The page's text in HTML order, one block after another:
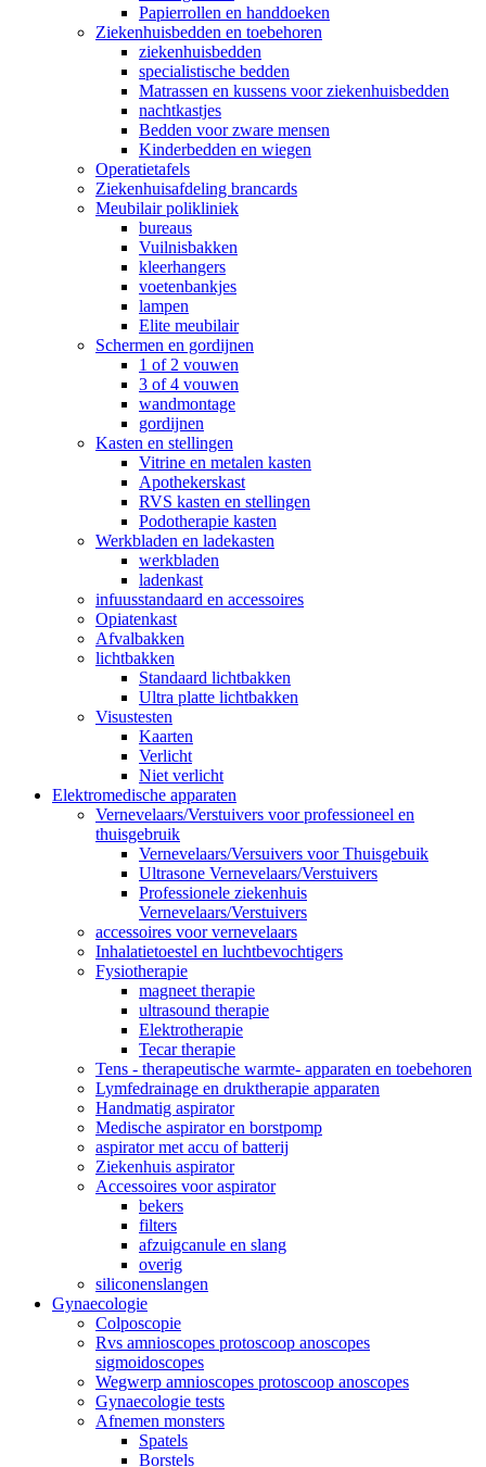
Papierrollen en handdoeken
Ziekenhuisbedden en toebehoren
ziekenhuisbedden
specialistische bedden
Matrassen en kussens voor ziekenhuisbedden
nachtkastjes
Bedden voor zware mensen
Kinderbedden en wiegen
Operatietafels
Ziekenhuisafdeling brancards
Meubilair polikliniek
bureaus
Vuilnisbakken
kleerhangers
voetenbankjes
lampen
Elite meubilair
Schermen en gordijnen
1 of 2 vouwen
3 of 4 vouwen
wandmontage
gordijnen
Kasten en stellingen
Vitrine en metalen kasten
Apothekerskast
RVS kasten en stellingen
Podotherapie kasten
Werkbladen en ladekasten
werkbladen
ladenkast
infuusstandaard en accessoires
Opiatenkast
Afvalbakken
lichtbakken
Standaard lichtbakken
Ultra platte lichtbakken
Visustesten
Kaarten
Verlicht
Niet verlicht
Elektromedische apparaten
Vernevelaars/Verstuivers voor professioneel en
thuisgebruik
Vernevelaars/Versuivers voor Thuisgebuik
Ultrasone Vernevelaars/Verstuivers
Professionele ziekenhuis
Vernevelaars/Verstuivers
accessoires voor vernevelaars
Inhalatietoestel en luchtbevochtigers
Fysiotherapie
magneet therapie
ultrasound therapie
Elektrotherapie
Tecar therapie
Tens - therapeutische warmte- apparaten en toebehoren
Lymfedrainage en druktherapie apparaten
Handmatig aspirator
Medische aspirator en borstpomp
aspirator met accu of batterij
Ziekenhuis aspirator
Accessoires voor aspirator
bekers
filters
afzuigcanule en slang
overig
siliconenslangen
Gynaecologie
Colposcopie
Rvs amnioscopes protoscoop anoscopes
sigmoidoscopes
Wegwerp amnioscopes protoscoop anoscopes
Gynaecologie tests
Afnemen monsters
Spatels
Borstels